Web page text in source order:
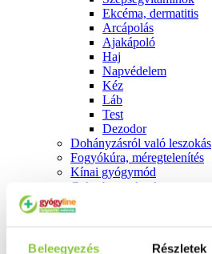
Beleegyezés Részletek
Ekcéma, dermatitis
Arcápolás
Ajakápoló
Haj
Napvédelem
Kéz
Láb
Test
Dezodor
Dohányzásról való leszokás
Fogyókúra, méregtelenítés
Kínai gyógymód
Cukorbetegeknek